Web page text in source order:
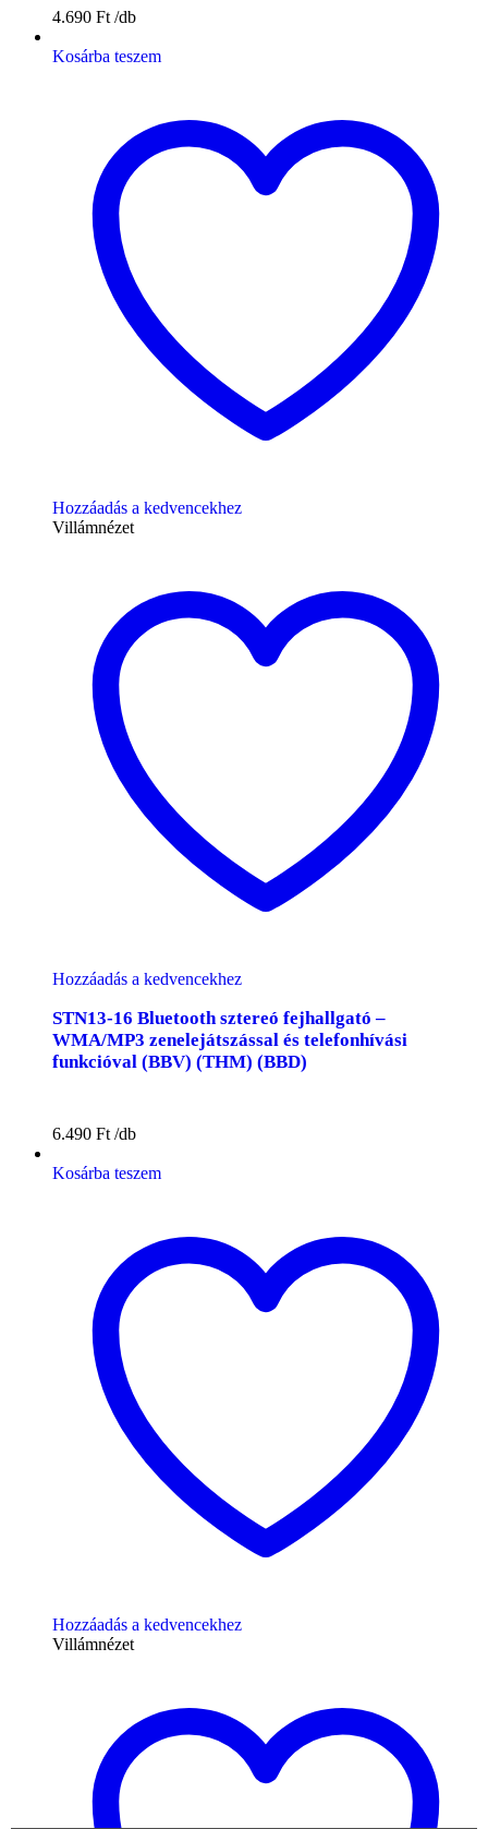
4.690 Ft
Kosárba teszem
Hozzáadás a kedvencekhez
Villámnézet
Hozzáadás a kedvencekhez
STN13-16 Bluetooth sztereó fejhallgató –
WMA/MP3 zenelejátszással és telefonhívási
funkcióval (BBV) (THM) (BBD)
6.490 Ft
Kosárba teszem
Hozzáadás a kedvencekhez
Villámnézet